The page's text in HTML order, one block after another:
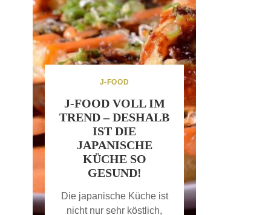
J-FOOD
J-FOOD VOLL IM
TREND – DESHALB
IST DIE
JAPANISCHE
KÜCHE SO
GESUND!
Die japanische Küche ist
nicht nur sehr köstlich,